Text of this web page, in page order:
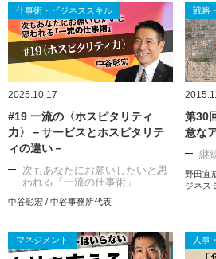
仕事術・ビジネススキル
2025.10.17
#19 一流の〈ホスピタリティ
力〉－サービスとホスピタリテ
ィの違い－
次もあなたにお願いしたいと思
われる「一流の仕事術」
中谷彰宏 / 中谷事務所代表
戦略
第30
意な
継
野田宜
ジネス
マネジメント 人事